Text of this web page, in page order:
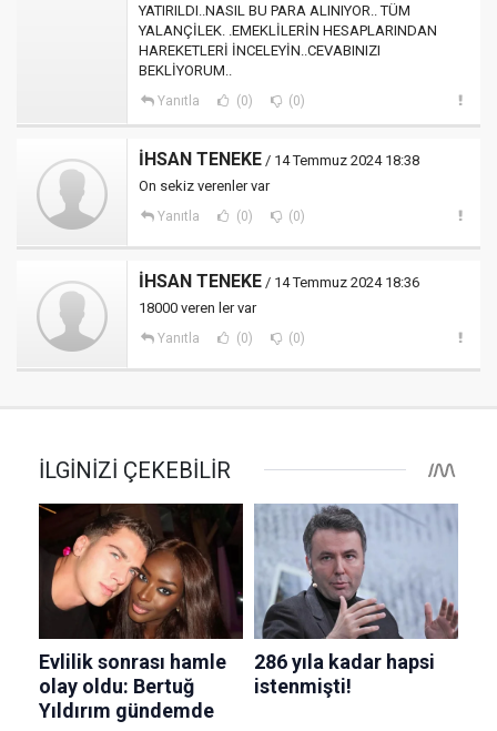
YATIRILDI..NASIL BU PARA ALINIYOR.. TÜM
YALANÇİLEK. .EMEKLİLERİN HESAPLARINDAN
HAREKETLERİ İNCELEYİN..CEVABINIZI
BEKLİYORUM..
Yanıtla (0) (0)
İHSAN TENEKE / 14 Temmuz 2024 18:38
On sekiz verenler var
Yanıtla (0) (0)
İHSAN TENEKE / 14 Temmuz 2024 18:36
18000 veren ler var
Yanıtla (0) (0)